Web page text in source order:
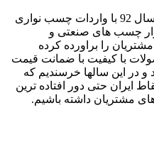
شروع کار فروشگاه آنی چسب در سال 92 با واردات چسب نواری
با ورود در بازار چسب های صنعتی و
را براورده کرده
با کیفیت با ضمانت قیمت
در این سالها خرسندیم که
ایران حتی دور افتاده ترین
مشتریان داشته باشیم.